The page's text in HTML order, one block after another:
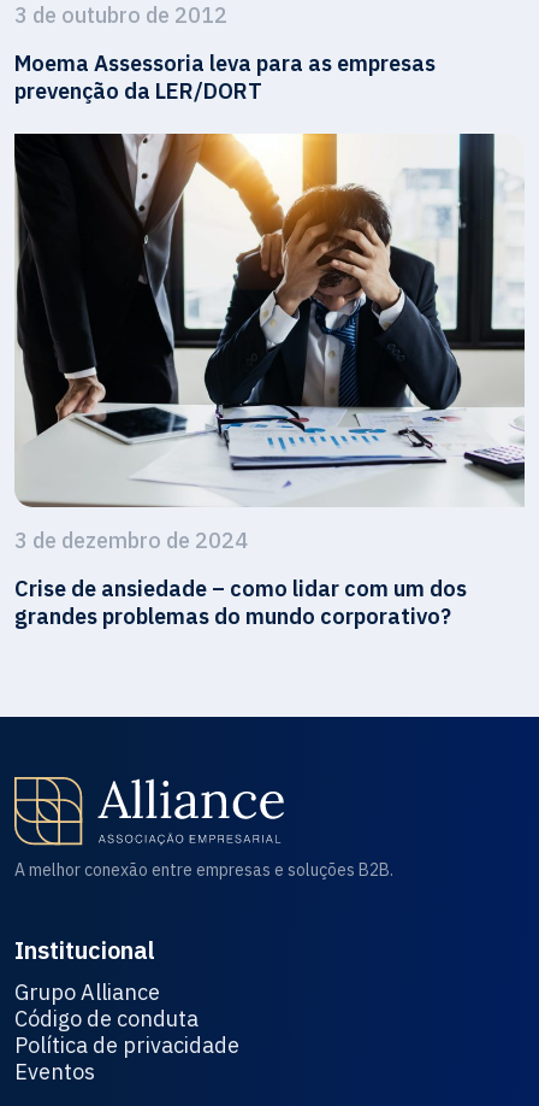
3 de outubro de 2012
Moema Assessoria leva para as empresas
prevenção da LER/DORT
3 de dezembro de 2024
Crise de ansiedade – como lidar com um dos
grandes problemas do mundo corporativo?
A melhor conexão entre empresas e soluções B2B.
Institucional
Grupo Alliance
Código de conduta
Política de privacidade
Eventos